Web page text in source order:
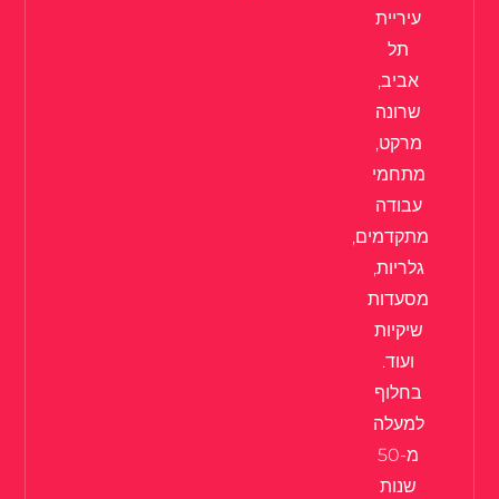
עיריית
תל
אביב,
שרונה
מרקט,
מתחמי
עבודה
מתקדמים,
גלריות,
מסעדות
שיקיות
ועוד.
בחלוף
למעלה
מ-50
שנות